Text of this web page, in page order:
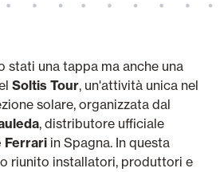
stati una tappa ma anche una
Soltis Tour, un'attività unica nel
solare, organizzata dal
, distributore ufficiale
Ferrari in Spagna. In questa
riunito installatori, produttori e